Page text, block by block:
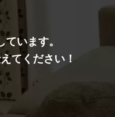
います。
てください！